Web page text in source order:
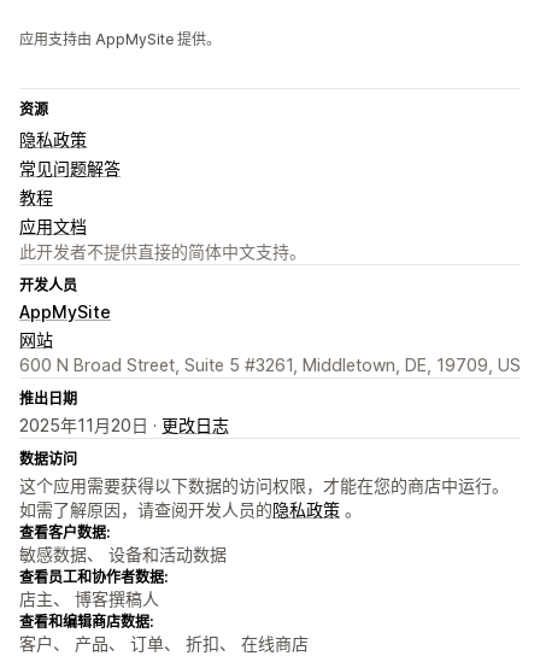
应用支持由 AppMySite 提供。
资源
隐私政策
常见问题解答
教程
应用文档
此开发者不提供直接的简体中文支持。
开发人员
AppMySite
网站
600 N Broad Street, Suite 5 #3261, Middletown, DE, 19709, US
推出日期
2025年11月20日 · 更改日志
数据访问
这个应用需要获得以下数据的访问权限，才能在您的商店中运行。
如需了解原因，请查阅开发人员的隐私政策 。
查看客户数据:
敏感数据、 设备和活动数据
查看员工和协作者数据:
店主、 博客撰稿人
查看和编辑商店数据:
客户、 产品、 订单、 折扣、 在线商店